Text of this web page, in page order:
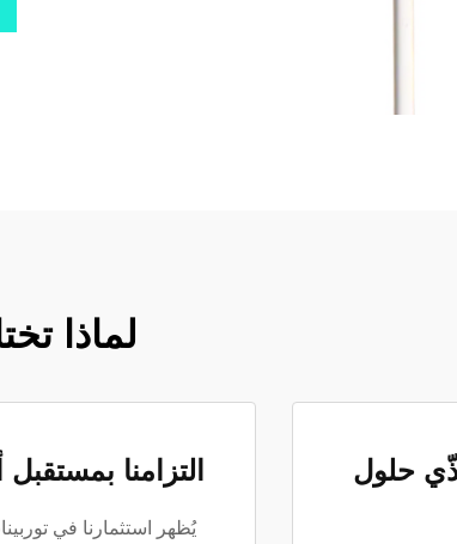
لماذا
حلول
التزامنا
يُظهر استثمارنا في